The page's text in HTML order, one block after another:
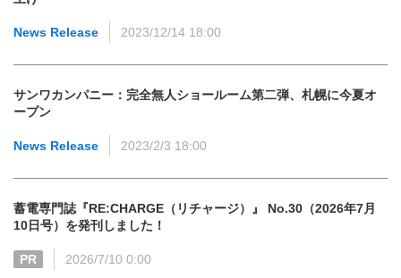
News Release 2023/12/14 18:00
サンワカンパニー：完全無人ショールーム第二弾、札幌に今夏オ
ープン
News Release 2023/2/3 18:00
蓄電専門誌『RE:CHARGE（リチャージ）』 No.30（2026年7月
10日号）を発刊しました！
PR 2026/7/10 0:00